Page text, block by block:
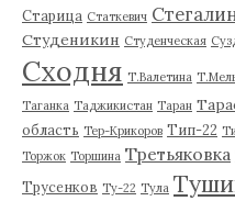
Старица Статкевич
Студеникин Студенческая
Сходня Т.Валетина
Таганка Таджикистан Таран
область Тер-Крикоров Тип-22
Торжок Торшина Третьяковка
Трусенков Ту-22 Тула